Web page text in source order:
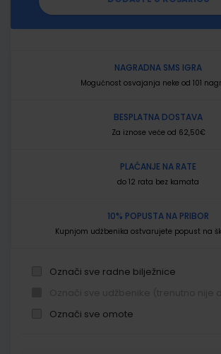
NAGRADNA SMS IGRA
Mogućnost osvajanja neke od 101
BESPLATNA DOSTAVA
Za iznose veće od 62,50€
PLAĆANJE NA RATE
do 12 rata bez kamata
10% POPUSTA NA PRIBOR
Kupnjom udžbenika ostvarujete popust na
Označi sve radne bilježnice
Označi sve omote